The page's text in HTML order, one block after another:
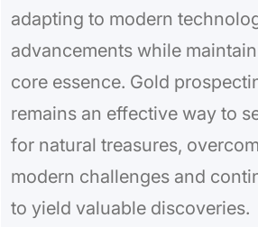
adapting to modern
advancements while
core essence. Gold
remains an effective way to
for natural treasures,
modern challenges and
to yield valuable discoveries.